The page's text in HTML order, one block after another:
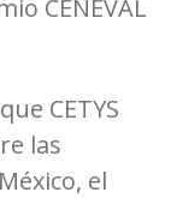
CENEVAL
CETYS
las
el